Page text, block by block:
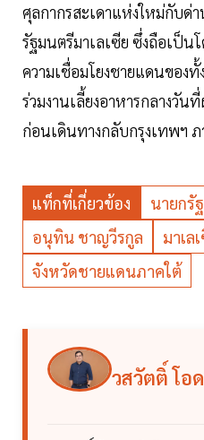
ศุลกากรสะเดาแห่งใหม่กับด่
รัฐมนตรีมาเลเซีย ซึ่งถือเป็น
ความเชื่อมโยงชายแดนของ
ร่วมงานเลี้ยงอาหารกลางวัน
ก่อนเดินทางกลับกรุงเทพฯ
แท็กที่เกี่ยวข้อง
นายกรั
อนุทิน ชาญวีรกูล
มาเล
จังหวัดชายแดนภาคใต้
วสวัตติ์ โอ